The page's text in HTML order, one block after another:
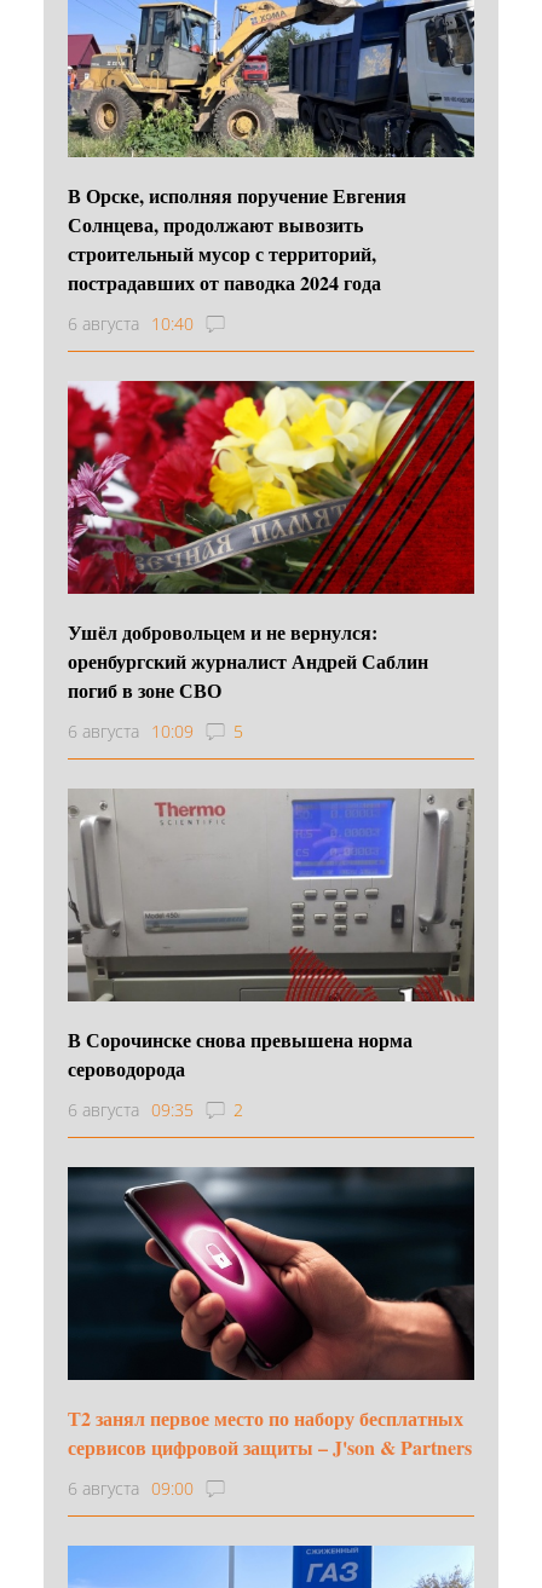
В Орске, исполняя поручение Евгения
Солнцева, продолжают вывозить
строительный мусор с территорий,
пострадавших от паводка 2024 года
6 августа 10:40
Ушёл добровольцем и не вернулся:
оренбургский журналист Андрей Саблин
погиб в зоне СВО
6 августа 10:09 5
В Сорочинске снова превышена норма
сероводорода
6 августа 09:35 2
Т2 занял первое место по набору бесплатных
сервисов цифровой защиты – J'son & Partners
6 августа 09:00